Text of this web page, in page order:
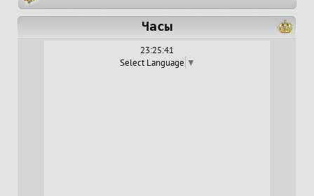
Часы
23:25:42
Select Language ▼